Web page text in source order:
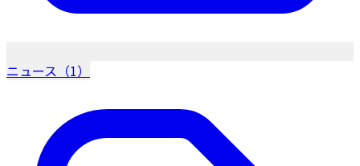
ニュース（1）